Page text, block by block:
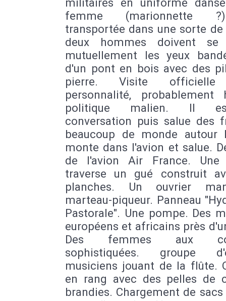
femme (marionnette
transportée dans une sorte de
deux hommes doivent se
mutuellement les yeux
d'un pont en bois avec des
pierre. Visite officielle
personnalité, probablement
politique malien. Il
conversation puis salue des
beaucoup de monde autour
monte dans l'avion et salue.
de l'avion Air France. Une
traverse un gué construit
planches. Un ouvrier
marteau-piqueur. Panneau
Pastorale". Une pompe. Des
européens et africains près
Des femmes aux
sophistiquées. groupe
musiciens jouant de la flûte.
en rang avec des pelles de
brandies. Chargement de